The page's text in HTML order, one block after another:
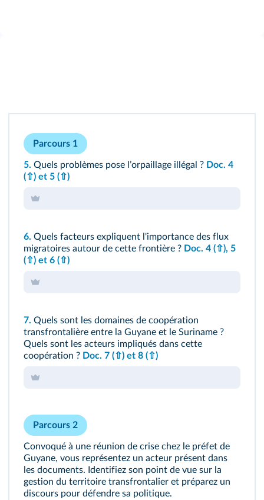
Parcours 1
5. Quels problèmes pose lʼorpaillage illégal ? Doc. 4
(⇧) et 5 (⇧)
6. Quels facteurs expliquent l'importance des flux
migratoires autour de cette frontière ? Doc. 4 (⇧), 5
(⇧) et 6 (⇧)
7. Quels sont les domaines de coopération
transfrontalière entre la Guyane et le Suriname ?
Quels sont les acteurs impliqués dans cette
coopération ? Doc. 7 (⇧) et 8 (⇧)
Parcours 2
Convoqué à une réunion de crise chez le préfet de
Guyane, vous représentez un acteur présent dans
les documents. Identifiez son point de vue sur la
gestion du territoire transfrontalier et préparez un
discours pour défendre sa politique.